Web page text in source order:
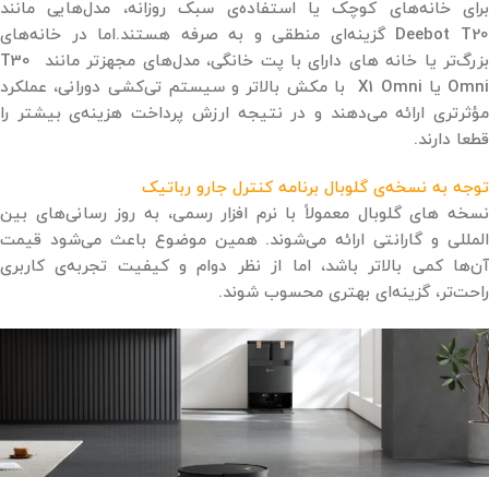
برای خانه‌های کوچک یا استفاده‌ی سبک روزانه، مدل‌هایی مانند
Deebot T20 گزینه‌ای منطقی و به ‌صرفه هستند.اما در خانه‌های
بزرگ‌تر یا خانه های دارای با پت خانگی، مدل‌های مجهزتر مانند T30
Omni یا X1 Omni با مکش بالاتر و سیستم تی‌کشی دورانی، عملکرد
مؤثرتری ارائه می‌دهند و در نتیجه ارزش پرداخت هزینه‌ی بیشتر را
قطعا دارند.
توجه به نسخه‌ی گلوبال برنامه کنترل جارو رباتیک
نسخه ‌های گلوبال معمولاً با نرم ‌افزار رسمی، به ‌روز رسانی‌های بین
‌المللی و گارانتی ارائه می‌شوند. همین موضوع باعث می‌شود قیمت
آن‌ها کمی بالاتر باشد، اما از نظر دوام و کیفیت تجربه‌ی کاربری
راحت‌تر، گزینه‌ای بهتری محسوب شوند.